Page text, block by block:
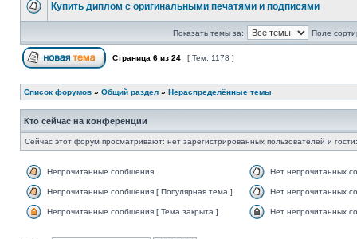
Купить диплом с оригинальными печатями и подписями
Показать темы за: Поле
Страница 6 из 24 [ Тем: 1178 ]
Список форумов » Общий раздел » Нераспределённые темы
Кто сейчас на конференции
Сейчас этот форум просматривают: нет зарегистрированных пользователей и
Непрочитанные сообщения Нет непрочитанных
Непрочитанные сообщения [ Популярная тема ] Нет непрочитанных
Непрочитанные сообщения [ Тема закрыта ] Нет непрочитанных